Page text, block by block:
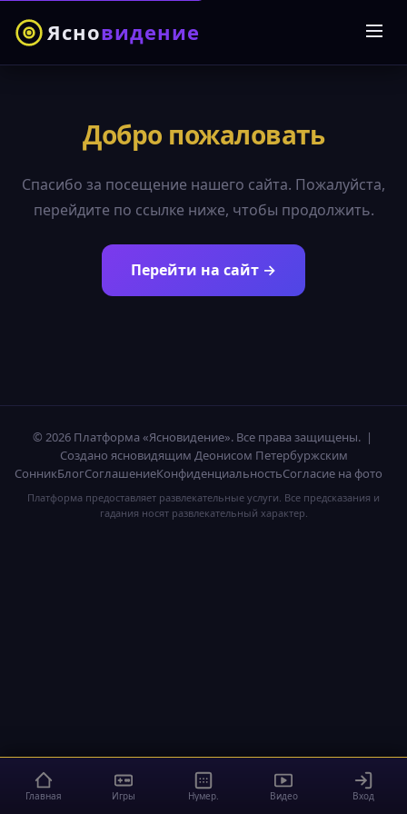
Ясновидение
Добро пожаловать
Спасибо за посещение нашего сайта. Пожалуйста,
перейдите по ссылке ниже, чтобы продолжить.
Перейти на сайт →
© 2026 Платформа «Ясновидение». Все права защищены. |
Создано ясновидящим Деонисом Петербуржским
СонникБлогСоглашениеКонфиденциальностьСогласие на фото
Платформа предоставляет развлекательные услуги. Все предсказания и
гадания носят развлекательный характер.
Главная Игры Нумер. Видео Вход